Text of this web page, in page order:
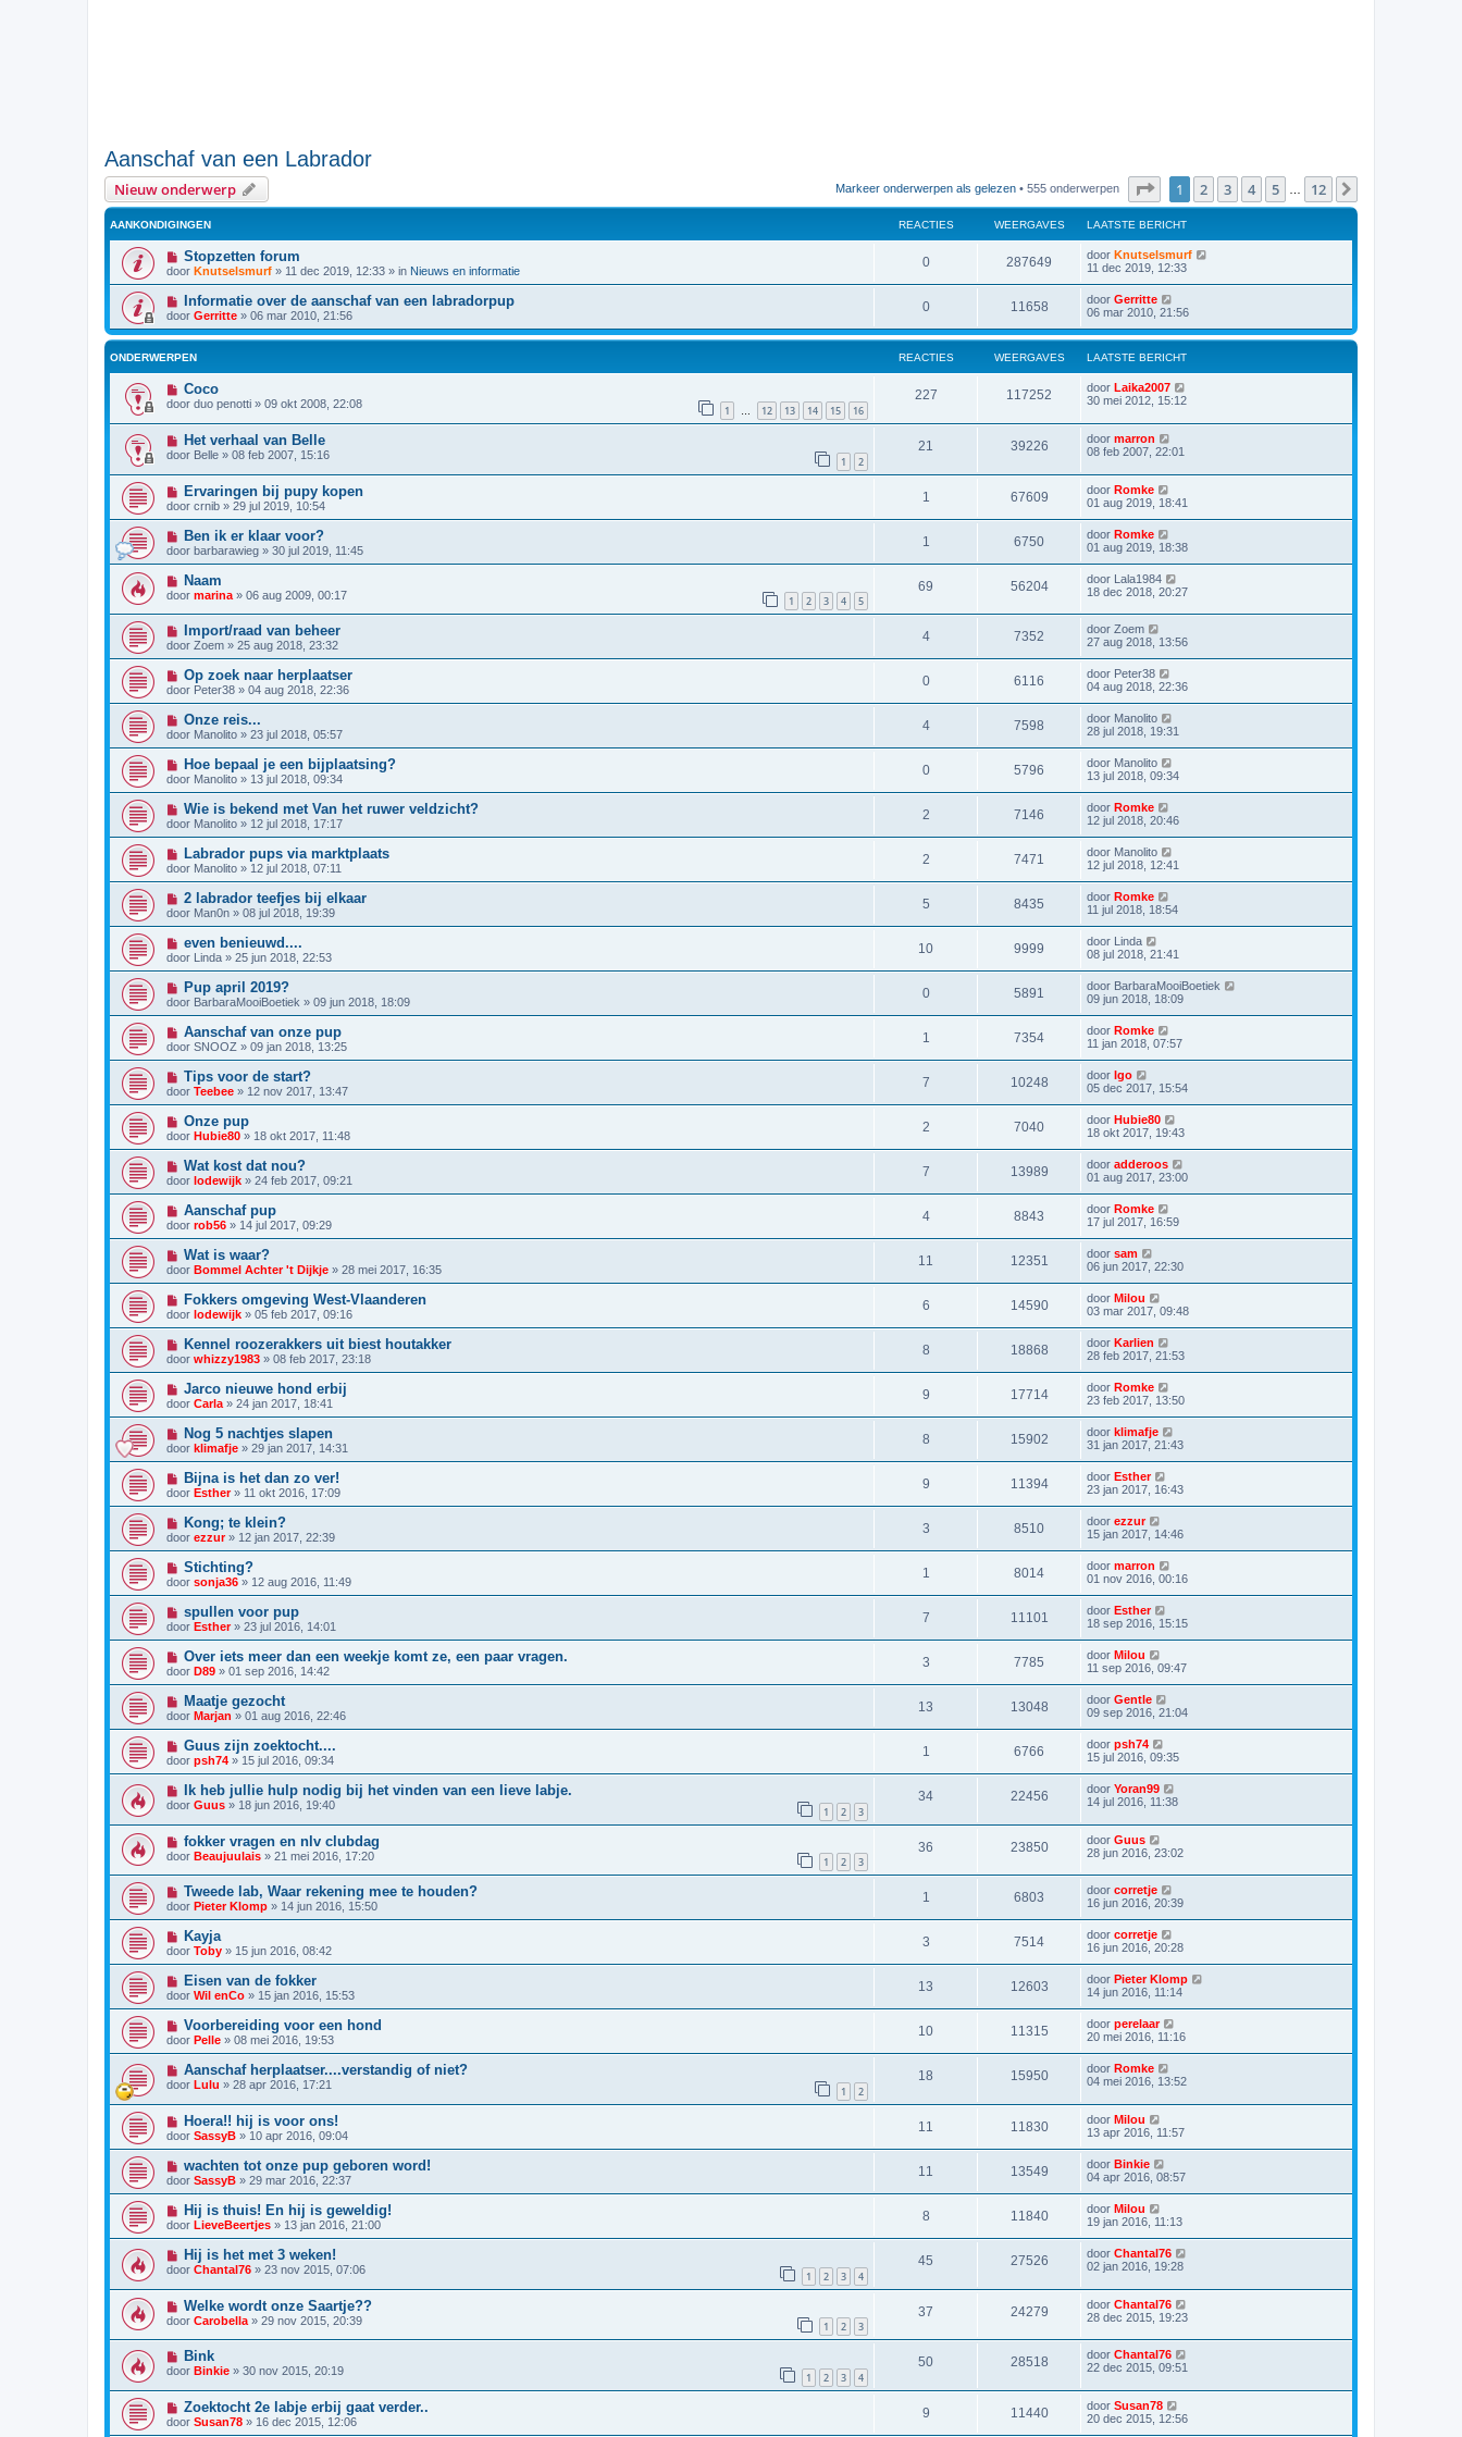
Aanschaf van een Labrador
Nieuw onderwerp Markeer onderwerpen als gelezen • 555 onderwerpen Pagina1 van 12
1 2 3 4 5 12
AANKONDIGINGEN REACTIES WEERGAVES LAATSTE BERICHT
Stopzetten forum
door Knutselsmurf » 11 dec 2019, 12:33 » in Nieuws en informatie
0 287649 door Knutselsmurf
11 dec 2019, 12:33
Informatie over de aanschaf van een labradorpup
door Gerritte » 06 mar 2010, 21:56
0 11658 door Gerritte
06 mar 2010, 21:56
ONDERWERPEN REACTIES WEERGAVES LAATSTE BERICHT
Coco
door duo penotti » 09 okt 2008, 22:08 1 … 12 13 14 15 16
227 117252 door Laika2007
30 mei 2012, 15:12
Het verhaal van Belle
door Belle » 08 feb 2007, 15:16 1 2
21 39226 door marron
08 feb 2007, 22:01
Ervaringen bij pupy kopen
door crnib » 29 jul 2019, 10:54
1 67609 door Romke
01 aug 2019, 18:41
Ben ik er klaar voor?
door barbarawieg » 30 jul 2019, 11:45
1 6750 door Romke
01 aug 2019, 18:38
Naam
door marina » 06 aug 2009, 00:17 1 2 3 4 5
69 56204 door Lala1984
18 dec 2018, 20:27
Import/raad van beheer
door Zoem » 25 aug 2018, 23:32
4 7352 door Zoem
27 aug 2018, 13:56
Op zoek naar herplaatser
door Peter38 » 04 aug 2018, 22:36
0 6116 door Peter38
04 aug 2018, 22:36
Onze reis...
door Manolito » 23 jul 2018, 05:57
4 7598 door Manolito
28 jul 2018, 19:31
Hoe bepaal je een bijplaatsing?
door Manolito » 13 jul 2018, 09:34
0 5796 door Manolito
13 jul 2018, 09:34
Wie is bekend met Van het ruwer veldzicht?
door Manolito » 12 jul 2018, 17:17
2 7146 door Romke
12 jul 2018, 20:46
Labrador pups via marktplaats
door Manolito » 12 jul 2018, 07:11
2 7471 door Manolito
12 jul 2018, 12:41
2 labrador teefjes bij elkaar
door Man0n » 08 jul 2018, 19:39
5 8435 door Romke
11 jul 2018, 18:54
even benieuwd....
door Linda » 25 jun 2018, 22:53
10 9999 door Linda
08 jul 2018, 21:41
Pup april 2019?
door BarbaraMooiBoetiek » 09 jun 2018, 18:09
0 5891 door BarbaraMooiBoetiek
09 jun 2018, 18:09
Aanschaf van onze pup
door SNOOZ » 09 jan 2018, 13:25
1 7354 door Romke
11 jan 2018, 07:57
Tips voor de start?
door Teebee » 12 nov 2017, 13:47
7 10248 door Igo
05 dec 2017, 15:54
Onze pup
door Hubie80 » 18 okt 2017, 11:48
2 7040 door Hubie80
18 okt 2017, 19:43
Wat kost dat nou?
door lodewijk » 24 feb 2017, 09:21
7 13989 door adderoos
01 aug 2017, 23:00
Aanschaf pup
door rob56 » 14 jul 2017, 09:29
4 8843 door Romke
17 jul 2017, 16:59
Wat is waar?
door Bommel Achter 't Dijkje » 28 mei 2017, 16:35
11 12351 door sam
06 jun 2017, 22:30
Fokkers omgeving West-Vlaanderen
door lodewijk » 05 feb 2017, 09:16
6 14590 door Milou
03 mar 2017, 09:48
Kennel roozerakkers uit biest houtakker
door whizzy1983 » 08 feb 2017, 23:18
8 18868 door Karlien
28 feb 2017, 21:53
Jarco nieuwe hond erbij
door Carla » 24 jan 2017, 18:41
9 17714 door Romke
23 feb 2017, 13:50
Nog 5 nachtjes slapen
door klimafje » 29 jan 2017, 14:31
8 15902 door klimafje
31 jan 2017, 21:43
Bijna is het dan zo ver!
door Esther» 11 okt 2016, 17:09
9 11394 door Esther
23 jan 2017, 16:43
Kong; te klein?
door ezzur» 12 jan 2017, 22:39
3 8510 door ezzur
15 jan 2017, 14:46
Stichting?
door sonja36 » 12 aug 2016, 11:49
1 8014 door marron
01 nov 2016, 00:16
spullen voor pup
door Esther» 23 jul 2016, 14:01
7 11101 door Esther
18 sep 2016, 15:15
Over iets meer dan een weekje komt ze, een paar vragen.
door D89 » 01 sep 2016, 14:42
3 7785 door Milou
11 sep 2016, 09:47
Maatje gezocht
door Marjan » 01 aug 2016, 22:46
13 13048 door Gentle
09 sep 2016, 21:04
Guus zijn zoektocht....
door psh74 » 15 jul 2016, 09:34
1 6766 door psh74
15 jul 2016, 09:35
Ik heb jullie hulp nodig bij het vinden van een lieve labje.
door Guus » 18 jun 2016, 19:40 1 2 3
34 22456 door Yoran99
14 jul 2016, 11:38
fokker vragen en nlv clubdag
door Beaujuulais » 21 mei 2016, 17:20 1 2 3
36 23850 door Guus
28 jun 2016, 23:02
Tweede lab, Waar rekening mee te houden?
door Pieter Klomp » 14 jun 2016, 15:50
1 6803 door corretje
16 jun 2016, 20:39
Kayja
door Toby » 15 jun 2016, 08:42
3 7514 door corretje
16 jun 2016, 20:28
Eisen van de fokker
door Wil enCo » 15 jan 2016, 15:53
13 12603 door Pieter Klomp
14 jun 2016, 11:14
Voorbereiding voor een hond
door Pelle » 08 mei 2016, 19:53
10 11315 door perelaar
20 mei 2016, 11:16
Aanschaf herplaatser....verstandig of niet?
door Lulu » 28 apr 2016, 17:21 1 2
18 15950 door Romke
04 mei 2016, 13:52
Hoera!! hij is voor ons!
door SassyB » 10 apr 2016, 09:04
11 11830 door Milou
13 apr 2016, 11:57
wachten tot onze pup geboren word!
door SassyB » 29 mar 2016, 22:37
11 13549 door Binkie
04 apr 2016, 08:57
Hij is thuis! En hij is geweldig!
door LieveBeertjes » 13 jan 2016, 21:00
8 11840 door Milou
19 jan 2016, 11:13
Hij is het met 3 weken!
door Chantal76 » 23 nov 2015, 07:06 1 2 3 4
45 27526 door Chantal76
02 jan 2016, 19:28
Welke wordt onze Saartje??
door Carobella » 29 nov 2015, 20:39 1 2 3
37 24279 door Chantal76
28 dec 2015, 19:23
Bink
door Binkie » 30 nov 2015, 20:19 1 2 3 4
50 28518 door Chantal76
22 dec 2015, 09:51
Zoektocht 2e labje erbij gaat verder..
door Susan78 » 16 dec 2015, 12:06
9 11440 door Susan78
20 dec 2015, 12:56